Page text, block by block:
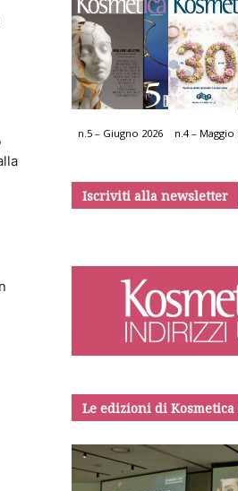
n.5 – Giugno 2026 n.4 – Maggio
Iscriviti alla newsletter
Le edizioni di Kosmetica